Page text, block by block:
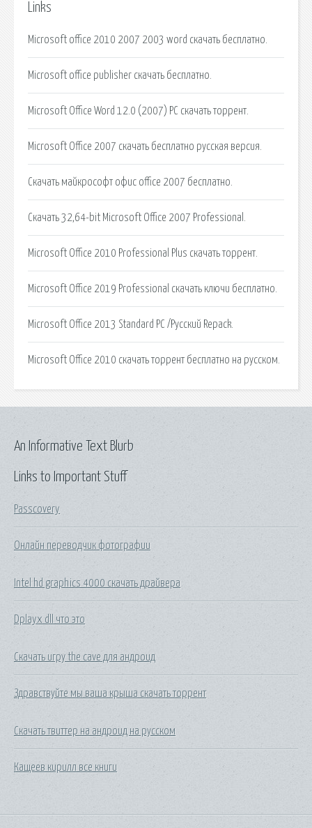
Links
Microsoft office 2010 2007 2003 word скачать бесплатно.
Microsoft office publisher скачать бесплатно.
Microsoft Office Word 12.0 (2007) РС скачать торрент.
Microsoft Office 2007 скачать бесплатно русская версия.
Скачать майкрософт офис office 2007 бесплатно.
Скачать 32,64-bit Microsoft Office 2007 Professional.
Microsoft Office 2010 Professional Plus скачать торрент.
Microsoft Office 2019 Professional скачать ключи бесплатно.
Microsoft Office 2013 Standard PC /Русский Repack.
Microsoft Office 2010 скачать торрент бесплатно на русском.
Links to Important Stuff
Passcovery
Онлайн переводчик фотографии
Intel hd graphics 4000 скачать драйвера
Dplayx dll что это
Скачать игру the cave для андроид
Здравствуйте мы ваша крыша скачать торрент
Скачать твиттер на андроид на русском
Кащеев кирилл все книги
An Informative Text Blurb